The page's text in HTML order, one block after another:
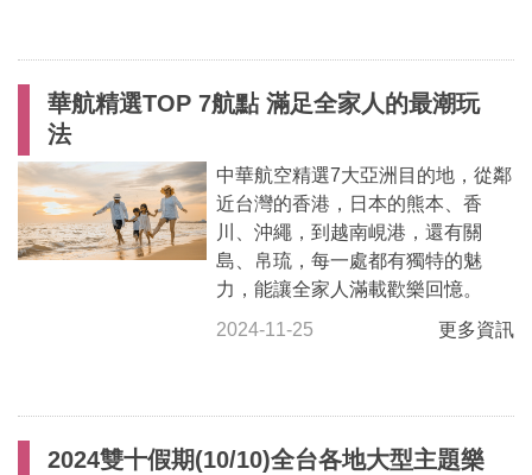
華航精選TOP 7航點 滿足全家人的最潮玩
法
中華航空精選7大亞洲目的地，從鄰
近台灣的香港，日本的熊本、香
川、沖繩，到越南峴港，還有關
島、帛琉，每一處都有獨特的魅
力，能讓全家人滿載歡樂回憶。
更多資訊
2024-11-25
2024雙十假期(10/10)全台各地大型主題樂